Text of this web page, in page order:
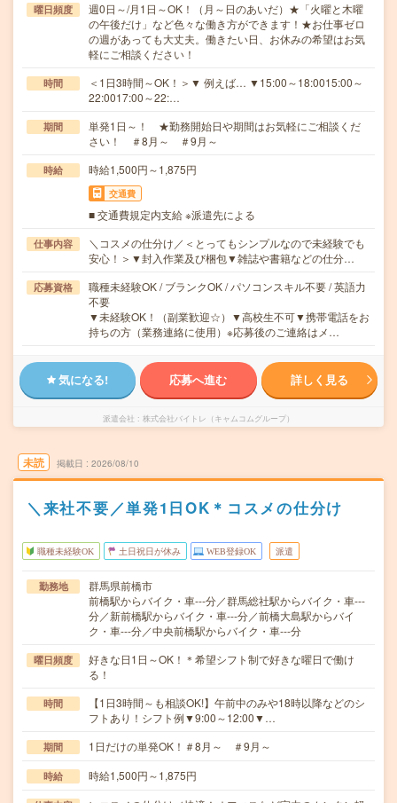
曜日頻度
週0日～/月1日～OK！（月～日のあいだ）★「火曜と木曜
の午後だけ」など色々な働き方ができます！★お仕事ゼロ
の週があっても大丈夫。働きたい日、お休みの希望はお気
軽にご相談ください！
時間
＜1日3時間～OK！＞▼ 例えば… ▼15:00～18:0015:00～
22:0017:00～22:…
期間
単発1日～！ ★勤務開始日や期間はお気軽にご相談くだ
さい！ ＃8月～ ＃9月～
時給 時給1,500円～1,875円
交通費
■ 交通費規定内支給 ※派遣先による
仕事内容
＼コスメの仕分け／＜とってもシンプルなので未経験でも
安心！＞▼封入作業及び梱包▼雑誌や書籍などの仕分…
応募資格
職種未経験OK / ブランクOK / パソコンスキル不要 / 英語力
不要
▼未経験OK！（副業歓迎☆）▼高校生不可▼携帯電話をお
持ちの方（業務連絡に使用）※応募後のご連絡はメ…
気になる! 応募へ進む 詳しく見る
派遣会社 株式会社バイトレ（キャムコムグループ）
未読 掲載日 2026/08/10
＼来社不要／単発1日OK＊コスメの仕分け
職種未経験OK 土日祝日が休み WEB登録OK 派遣
勤務地
群馬県前橋市
前橋駅からバイク・車---分／群馬総社駅からバイク・車---
分／新前橋駅からバイク・車---分／前橋大島駅からバイ
ク・車---分／中央前橋駅からバイク・車---分
曜日頻度
好きな日1日～OK！＊希望シフト制で好きな曜日で働け
る！
時間
【1日3時間～も相談OK!】午前中のみや18時以降などのシ
フトあり！シフト例▼9:00～12:00▼…
期間 1日だけの単発OK！＃8月～ ＃9月～
時給 時給1,500円～1,875円